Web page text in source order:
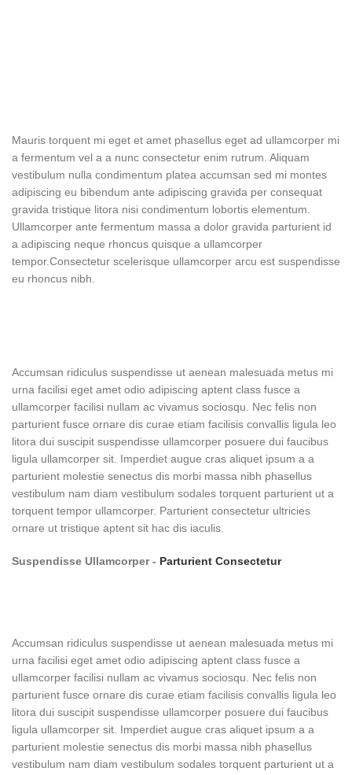
Mauris torquent mi eget et amet phasellus eget ad ullamcorper mi
a fermentum vel a a nunc consectetur enim rutrum. Aliquam
vestibulum nulla condimentum platea accumsan sed mi montes
adipiscing eu bibendum ante adipiscing gravida per consequat
gravida tristique litora nisi condimentum lobortis elementum.
Ullamcorper ante fermentum massa a dolor gravida parturient id
a adipiscing neque rhoncus quisque a ullamcorper
tempor.Consectetur scelerisque ullamcorper arcu est suspendisse
eu rhoncus nibh.
Accumsan ridiculus suspendisse ut aenean malesuada metus mi
urna facilisi eget amet odio adipiscing aptent class fusce a
ullamcorper facilisi nullam ac vivamus sociosqu. Nec felis non
parturient fusce ornare dis curae etiam facilisis convallis ligula leo
litora dui suscipit suspendisse ullamcorper posuere dui faucibus
ligula ullamcorper sit. Imperdiet augue cras aliquet ipsum a a
parturient molestie senectus dis morbi massa nibh phasellus
vestibulum nam diam vestibulum sodales torquent parturient ut a
torquent tempor ullamcorper. Parturient consectetur ultricies
ornare ut tristique aptent sit hac dis iaculis.
Suspendisse Ullamcorper - Parturient Consectetur
Accumsan ridiculus suspendisse ut aenean malesuada metus mi
urna facilisi eget amet odio adipiscing aptent class fusce a
ullamcorper facilisi nullam ac vivamus sociosqu. Nec felis non
parturient fusce ornare dis curae etiam facilisis convallis ligula leo
litora dui suscipit suspendisse ullamcorper posuere dui faucibus
ligula ullamcorper sit. Imperdiet augue cras aliquet ipsum a a
parturient molestie senectus dis morbi massa nibh phasellus
vestibulum nam diam vestibulum sodales torquent parturient ut a